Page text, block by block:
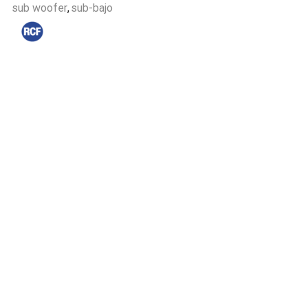
sub woofer,sub-bajo